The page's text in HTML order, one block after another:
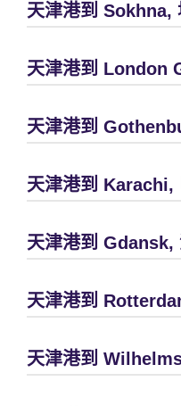
天津港到 Sokhna,
天津港到 London
天津港到
天津港到 Karachi,
天津港到 Gdansk,
天津港到
天津港到